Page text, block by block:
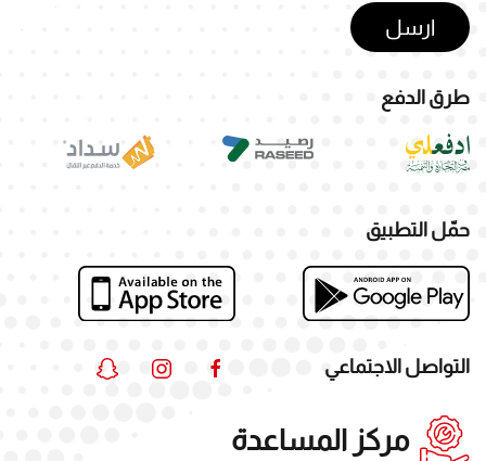
ارسل
طرق الدفع
حمّل التطبيق
التواصل الاجتماعي
مركز المساعدة